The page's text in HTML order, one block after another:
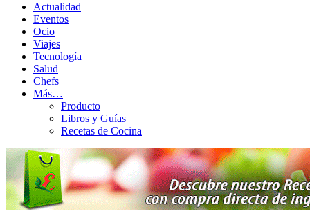
Actualidad
Eventos
Ocio
Viajes
Tecnología
Salud
Chefs
Más…
Producto
Libros y Guías
Recetas de Cocina